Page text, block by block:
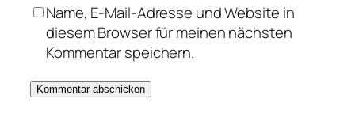
Name, E-Mail-Adresse und Website in
diesem Browser für meinen nächsten
Kommentar speichern.